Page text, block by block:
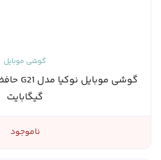
گوشی موبایل
گیگابایت
ناموجود